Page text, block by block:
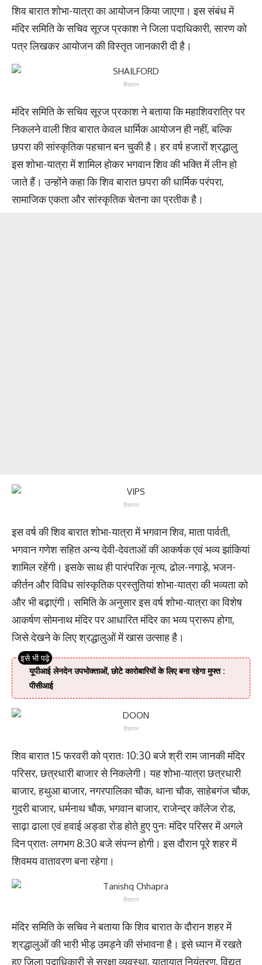
शिव बारात शोभा-यात्रा का आयोजन किया जाएगा। इस संबंध में
मंदिर समिति के सचिव सूरज प्रकाश ने जिला पदाधिकारी, सारण को
पत्र लिखकर आयोजन की विस्तृत जानकारी दी है।
विज्ञापन
मंदिर समिति के सचिव सूरज प्रकाश ने बताया कि महाशिवरात्रि पर
निकलने वाली शिव बारात केवल धार्मिक आयोजन ही नहीं, बल्कि
छपरा की सांस्कृतिक पहचान बन चुकी है। हर वर्ष हजारों श्रद्धालु
इस शोभा-यात्रा में शामिल होकर भगवान शिव की भक्ति में लीन हो
जाते हैं। उन्होंने कहा कि शिव बारात छपरा की धार्मिक परंपरा,
सामाजिक एकता और सांस्कृतिक चेतना का प्रतीक है।
विज्ञापन
इस वर्ष की शिव बारात शोभा-यात्रा में भगवान शिव, माता पार्वती,
भगवान गणेश सहित अन्य देवी-देवताओं की आकर्षक एवं भव्य झांकियां
शामिल रहेंगी। इसके साथ ही पारंपरिक नृत्य, ढोल-नगाड़े, भजन-
कीर्तन और विविध सांस्कृतिक प्रस्तुतियां शोभा-यात्रा की भव्यता को
और भी बढ़ाएंगी। समिति के अनुसार इस वर्ष शोभा-यात्रा का विशेष
आकर्षण सोमनाथ मंदिर पर आधारित मंदिर का भव्य प्रारूप होगा,
जिसे देखने के लिए श्रद्धालुओं में खास उत्साह है।
यूपीआई लेनदेन उपभोक्ताओं, छोटे कारोबारियों के लिए बना रहेगा मुफ्त :
पीसीआई
विज्ञापन
शिव बारात 15 फरवरी को प्रातः 10:30 बजे श्री राम जानकी मंदिर
परिसर, छत्रधारी बाजार से निकलेगी। यह शोभा-यात्रा छत्रधारी
बाजार, हथुआ बाजार, नगरपालिका चौक, थाना चौक, साहेबगंज चौक,
गुदरी बाजार, धर्मनाथ चौक, भगवान बाजार, राजेन्द्र कॉलेज रोड,
साढ़ा ढाला एवं हवाई अड्डा रोड होते हुए पुनः मंदिर परिसर में अगले
दिन प्रातः लगभग 8:30 बजे संपन्न होगी। इस दौरान पूरे शहर में
शिवमय वातावरण बना रहेगा।
विज्ञापन
मंदिर समिति के सचिव ने बताया कि शिव बारात के दौरान शहर में
श्रद्धालुओं की भारी भीड़ उमड़ने की संभावना है। इसे ध्यान में रखते
हुए जिला पदाधिकारी से सुरक्षा व्यवस्था, यातायात नियंत्रण, विद्युत